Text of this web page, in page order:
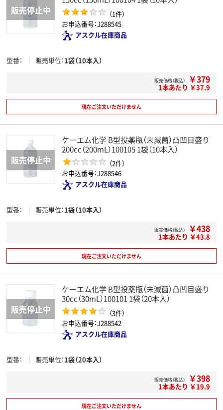
（1件）
お申込番号：J288545
アスクル在庫商品
型番 販売単位 1袋（10本入）
販売価格（税込） ￥379
1本あたり ￥37.9
現在ご注文いただけません
ケーエム化学 B型投薬瓶（未滅菌）凸凹目盛り
200cc（200mL）100105 1袋（10本入）
（2件）
お申込番号：J288546
アスクル在庫商品
型番 販売単位 1袋（10本入）
販売価格（税込） ￥438
1本あたり ￥43.8
現在ご注文いただけません
ケーエム化学 B型投薬瓶（未滅菌）凸凹目盛り
30cc（30mL）100101 1袋（20本入）
（3件）
お申込番号：J288542
アスクル在庫商品
型番 販売単位 1袋（20本入）
販売価格（税込） ￥398
1本あたり ￥19.9
現在ご注文いただけません